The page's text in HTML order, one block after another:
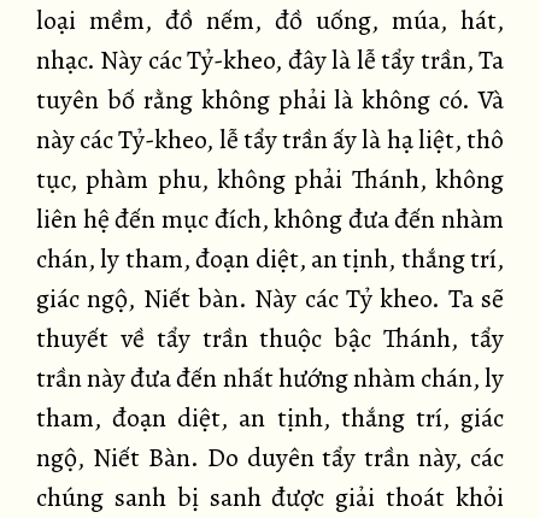
loại mềm, đồ nếm, đồ uống, múa, hát,
nhạc. Này các Tỷ-kheo, đây là lễ tẩy trần, Ta
tuyên bố rằng không phải là không có. Và
này các Tỷ-kheo, lễ tẩy trần ấy là hạ liệt, thô
tục, phàm phu, không phải Thánh, không
liên hệ đến mục đích, không đưa đến nhàm
chán, ly tham, đoạn diệt, an tịnh, thắng trí,
giác ngộ, Niết bàn. Này các Tỷ kheo. Ta sẽ
thuyết về tẩy trần thuộc bậc Thánh, tẩy
trần này đưa đến nhất hướng nhàm chán, ly
tham, đoạn diệt, an tịnh, thắng trí, giác
ngộ, Niết Bàn. Do duyên tẩy trần này, các
chúng sanh bị sanh được giải thoát khỏi